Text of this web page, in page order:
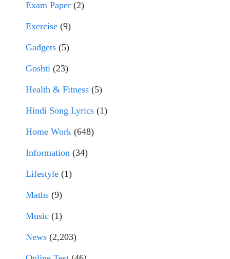
Exam Paper (2)
Exercise (9)
Gadgets (5)
Goshti (23)
Health & Fitness (5)
Hindi Song Lyrics (1)
Home Work (648)
Information (34)
Lifestyle (1)
Maths (9)
Music (1)
News (2,203)